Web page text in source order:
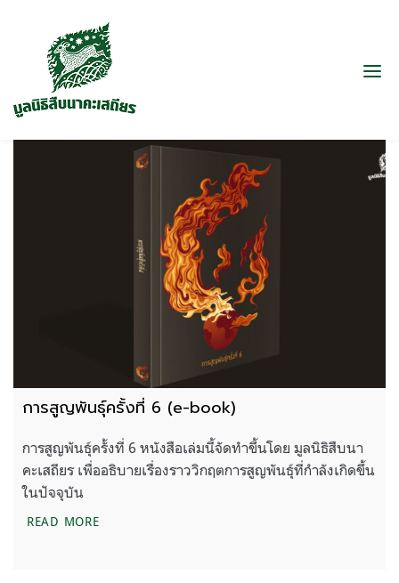
การสูญพันธุ์ครั้งที่ 6 (e-book)
การสูญพันธุ์ครั้งที่ 6 หนังสือเล่มนี้จัดทำขึ้นโดย มูลนิธิสืบนา
คะเสถียร เพื่ออธิบายเรื่องราววิกฤตการสูญพันธุ์ที่กำลังเกิดขึ้น
ในปัจจุบัน
READ MOREการสูญพันธุ์ครั้งที่ 6 (E-BOOK)